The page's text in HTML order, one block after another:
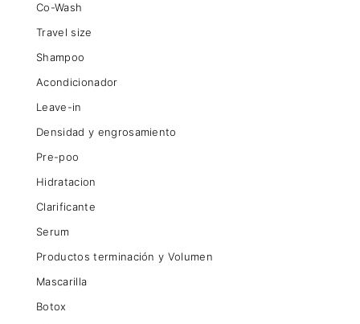
Co-Wash
Travel size
Shampoo
Acondicionador
Leave-in
Densidad y engrosamiento
Pre-poo
Hidratacion
Clarificante
Serum
Productos terminación y Volumen
Mascarilla
Botox